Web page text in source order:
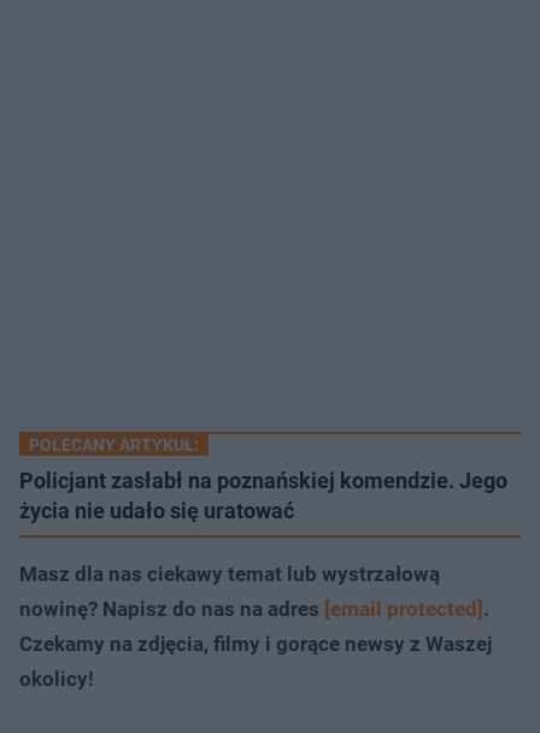
POLECANY ARTYKUŁ:
Policjant zasłabł na poznańskiej komendzie. Jego
życia nie udało się uratować
Masz dla nas ciekawy temat lub wystrzałową
nowinę? Napisz do nas na adres [email protected] .
Czekamy na zdjęcia, filmy i gorące newsy z Waszej
okolicy!